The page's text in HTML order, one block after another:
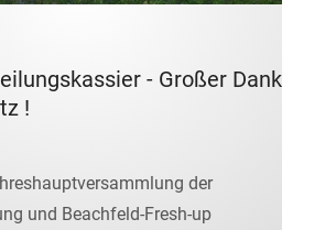
- Großer Dank
!
der
und Beachfeld-Fresh-up